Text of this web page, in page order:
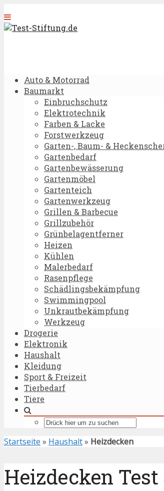
Auto & Motorrad
Baumarkt
Einbruchschutz
Elektrotechnik
Farben & Lacke
Forstwerkzeug
Garten-, Baum- &
Gartenbedarf
Gartenbewässerung
Gartenmöbel
Gartenteich
Gartenwerkzeug
Grillen & Barbecue
Grillzubehör
Grünbelagentferner
Heizen
Kühlen
Malerbedarf
Rasenpflege
Schädlingsbekämpfung
Swimmingpool
Unkrautbekämpfung
Werkzeug
Drogerie
Elektronik
Haushalt
Kleidung
Sport & Freizeit
Tierbedarf
Tiere
Startseite » Haushalt» Heizdecken
Heizdecken